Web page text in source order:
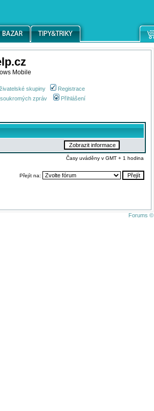
Mobile
skupiny
Registrace
zpráv Přihlášení
Časy uváděny v GMT + 1 hodina
Přejít na:
Forums ©